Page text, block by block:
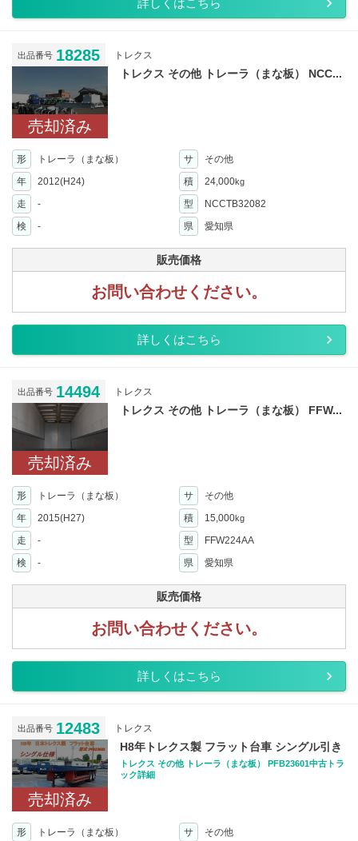
詳しくはこちら
出品番号 18285 トレクス
売却済み
トレクス その他 トレーラ（まな板） NCC...
形 トレーラ（まな板） サ
その他
年
2012(H24) 積 24,000kg
走 - 型
NCCTB32082
検
- 県 愛知県
販売価格
お問い合わせください。
詳しくはこちら
出品番号 14494 トレクス
売却済み
トレクス その他 トレーラ（まな板） FFW...
形 トレーラ（まな板） サ
その他
年
2015(H27) 積 15,000kg
走 - 型
FFW224AA
検
- 県 愛知県
販売価格
お問い合わせください。
詳しくはこちら
出品番号 12483 トレクス
売却済み
H8年トレクス製 フラット台車 シングル引き
トレクス その他 トレーラ（まな板） PFB23601中古トラ
ック詳細
形 トレーラ（まな板） サ
その他